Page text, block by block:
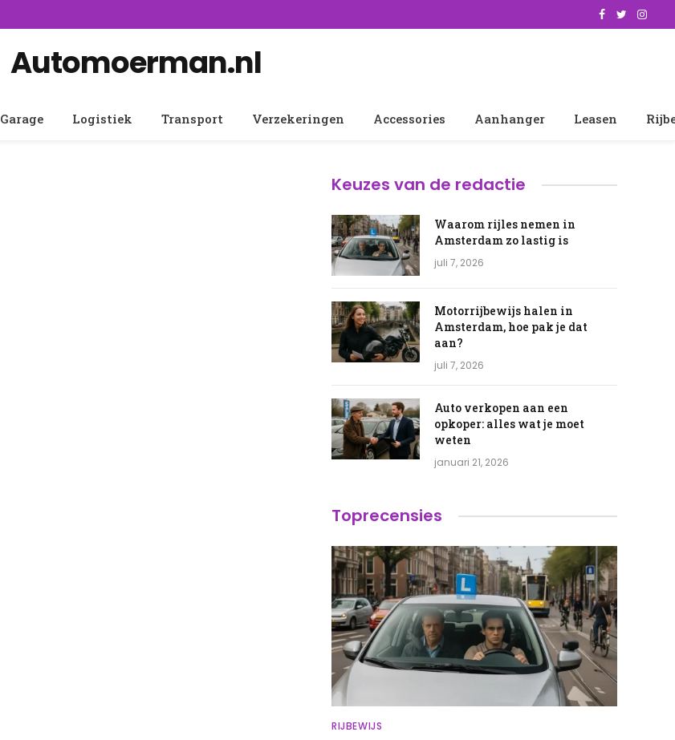
Facebook
Twitter
Automoerman.nl
Garage Logistiek Transport Verzekeringen Accessories Aanhanger Leasen
Keuzes van de redactie
Waarom rijles nemen in
Amsterdam zo lastig is
juli 7, 2026
Motorrijbewijs halen in
Amsterdam, hoe pak je dat
aan?
juli 7, 2026
Auto verkopen aan een
opkoper: alles wat je moet
weten
januari 21, 2026
Toprecensies
RIJBEWIJS